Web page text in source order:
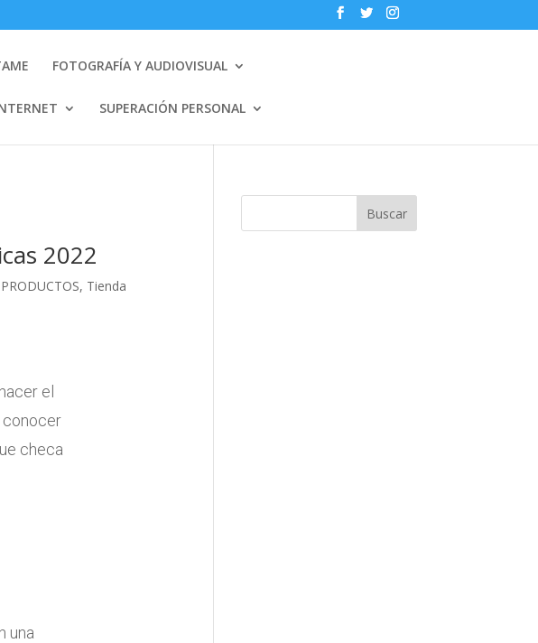
FOTOGRAFÍA Y AUDIOVISUAL
SUPERACIÓN PERSONAL
2022
PRODUCTOS, Tienda
el
conocer
checa
una
Buscar